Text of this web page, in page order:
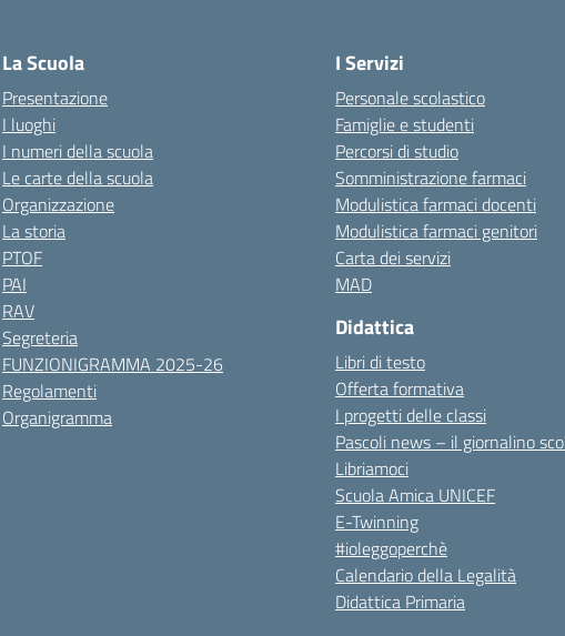
La Scuola
Presentazione
I luoghi
I numeri della scuola
Le carte della scuola
Organizzazione
La storia
PTOF
PAI
RAV
Segreteria
FUNZIONIGRAMMA 2025-26
Regolamenti
Organigramma
I Servizi
Personale scolastico
Famiglie e studenti
Percorsi di studio
Somministrazione farmaci
Modulistica farmaci docenti
Modulistica farmaci genitori
Carta dei servizi
MAD
Didattica
Libri di testo
Offerta formativa
I progetti delle classi
Pascoli news – il giornalino
Libriamoci
Scuola Amica UNICEF
E-Twinning
#ioleggoperchè
Calendario della Legalità
Didattica Primaria